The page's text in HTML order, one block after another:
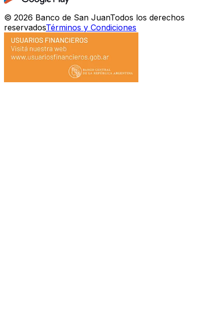
© 2026 Banco de San JuanTodos los derechos
reservadosTérminos y Condiciones